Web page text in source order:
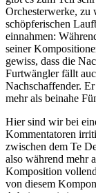
Orchesterwerke, zu
schöpferischen
einnahmen:
seiner
gewiss, dass die
Furtwängler fällt
Nachschaffender.
mehr als beinahe
Hier sind wir bei
Kommentatoren
zwischen dem Te
also während mehr
Komposition
von diesem